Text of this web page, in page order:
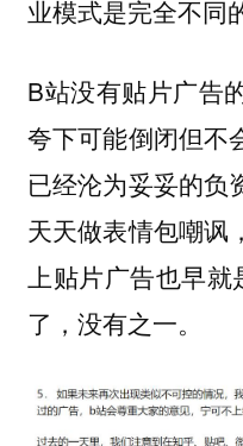
业模式是完全不同
B站没有贴片广告
夸下可能倒闭但不
已经沦为妥妥的负
天天做表情包嘲讽
上贴片广告也早
了，没有之一。